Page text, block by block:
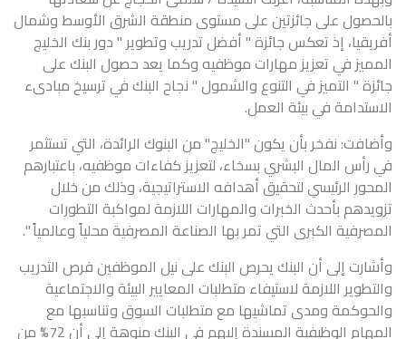
بالحصول على جائزتين على مستوى منطقة الشرق الأوسط وشمال
أفريقيا، إذ تعكس جائزة " أفضل تدريب وتطوير " دور بنك الخليج
المميز في تعزيز مهارات موظفيه وكما يعد حصول البنك على
جائزة " التميز في التنوع والشمول " نجاح البنك في ترسيخ مبادىء
الاستدامة في بيئة العمل.
وأضافت: نفخر بأن يكون "الخليج" من البنوك الرائدة، التي تستثمر
في رأس المال البشري بسخاء، لتعزيز كفاءات موظفيه، باعتبارهم
المحور الرئيسي لتحقيق أهدافه الاستراتيجية، وذلك من خلال
تزويدهم بأحدث الخبرات والمهارات اللازمة لمواكبة التطورات
المصرفية الكبرى التي تمر بها الصناعة المصرفية محلياً وعالمياً ".
وأشارت إلى أن البنك يحرص البنك على نيل الموظفين فرص التدريب
والتطوير اللازمة لاستيفاء متطلبات المعايير البيئة والاجتماعية
والحوكمة ومدى تماشيها مع متطلبات السوق وتناسبها مع
المهام الوظيفية المسندة إليهم في البنك منوهة إلى أن 72% من